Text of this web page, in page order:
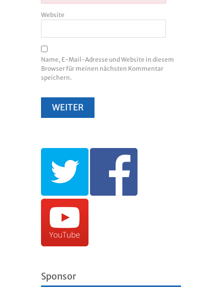
Website
Name, E-Mail-Adresse und Website in diesem
Browser für meinen nächsten Kommentar
speichern.
Sponsor